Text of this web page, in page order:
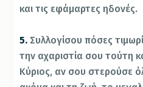
και τις εφάμαρτες ηδονές.
5. Συλλογίσου πόσες
την αχαριστία σου τούτη
Κύριος, αν σου στερούσε